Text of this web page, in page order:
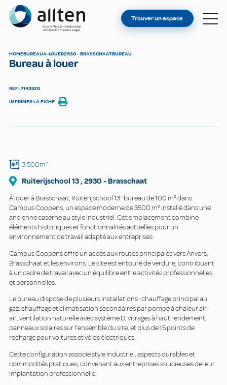
Allten
TROUVER UN ESPACE
Trouver un espace
HOMEBUREAUA-LOUER2930 - BRASSCHAATBUREAU
Bureau à louer
REF: 7143520
IMPRIMER LA FICHE
3.500m²
Ruiterijschool 13, 2930 -Brasschaat
À louer à Brasschaat, Ruiterijschool 13 : bureau de 100 m² dans
Campus Coppens, un espace moderne de 3500 m² installé dans une
ancienne caserne au style industriel. Cet emplacement combine
éléments historiques et fonctionnalités actuelles pour un
environnement de travail adapté aux entreprises.
Campus Coppens offre un accès aux routes principales vers Anvers,
Brasschaat et les environs. Le site est entouré de verdure, contribuant
à un cadre de travail avec un équilibre entre activités professionnelles
et personnelles.
Le bureau dispose de plusieurs installations : chauffage principal au
gaz, chauffage et climatisation secondaires par pompe à chaleur air-
air, ventilation naturelle avec système D, vitrages à haut rendement,
panneaux solaires sur l'ensemble du site, et plus de 15 points de
recharge pour voitures et vélos électriques.
Cette configuration associe style industriel, aspects durables et
commodités pratiques, convenant aux entreprises soucieuses de leur
implantation professionnelle.